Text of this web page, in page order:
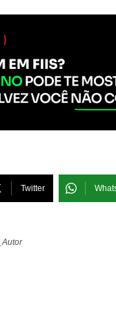
Twitter
Autor